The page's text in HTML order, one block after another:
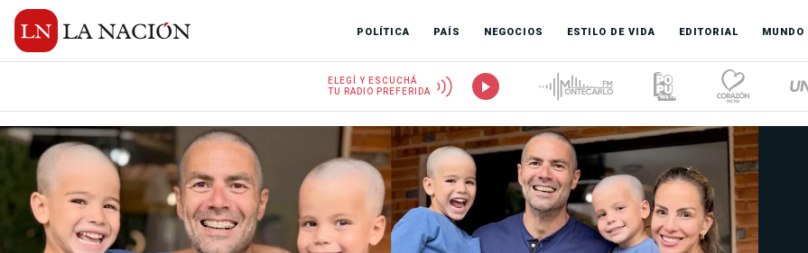
POLÍTICA PAÍS NEGOCIOS ESTILO DE VIDA EDITORIAL MUNDO
ELEGÍ Y ESCUCHÁ
TU RADIO PREFERIDA